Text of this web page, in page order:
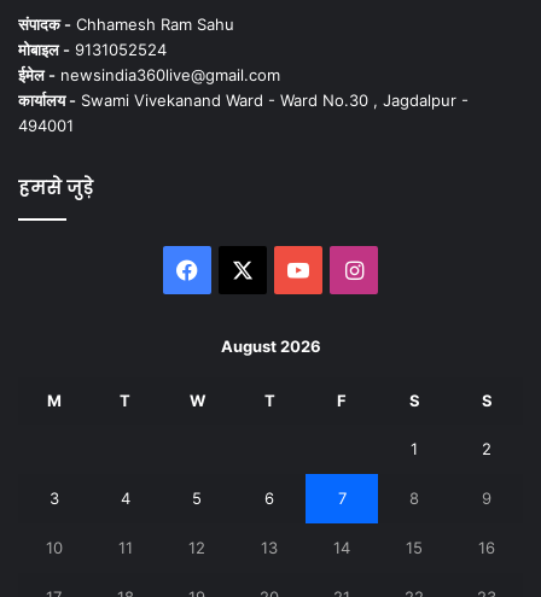
संपादक - Chhamesh Ram Sahu
मोबाइल - 9131052524
ईमेल - newsindia360live@gmail.com
कार्यालय - Swami Vivekanand Ward - Ward No.30 , Jagdalpur -
494001
हमसे जुड़े
Facebook YouTubeInstagram
August 2026
M T W T F S S
1 2
3 4 5 6 7 8 9
10 11 12 13 14 15 16